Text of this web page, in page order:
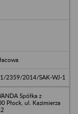
2359/2014/SAK-WJ-1
Spółka z
Płock, ul. Kazimierza